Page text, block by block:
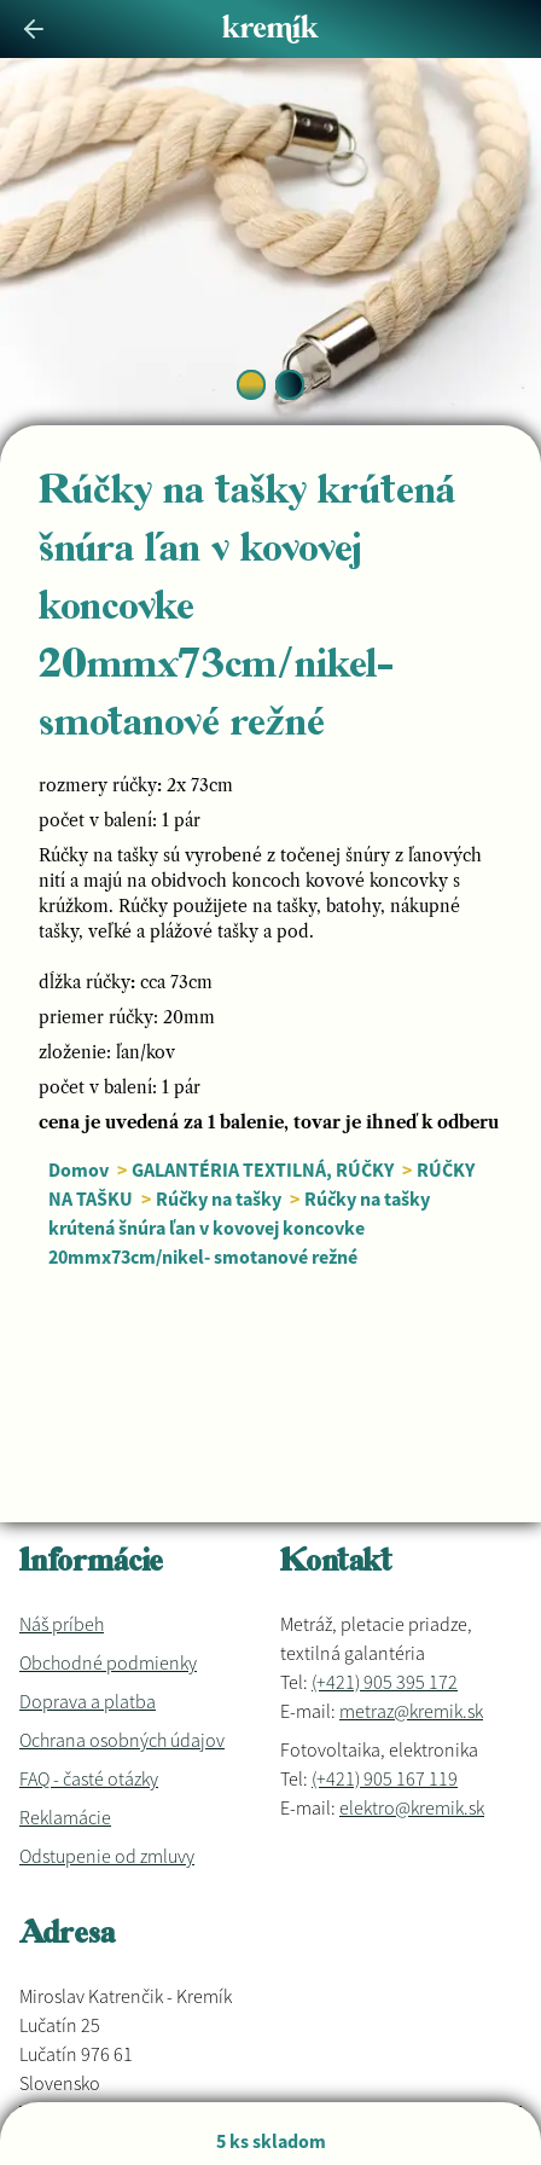
Rúčky na tašky krútená
šnúra ľan v kovovej
koncovke
20mmx73cm/nikel-
smotanové režné
rozmery rúčky: 2x 73cm
počet v balení: 1 pár
Rúčky na tašky sú vyrobené z točenej šnúry z ľanových
nití a majú na obidvoch koncoch kovové koncovky s
krúžkom. Rúčky použijete na tašky, batohy, nákupné
tašky, veľké a plážové tašky a pod.
dĺžka rúčky: cca 73cm
priemer rúčky: 20mm
zloženie: ľan/kov
počet v balení: 1 pár
cena je uvedená za 1 balenie, tovar je ihneď k odberu
Domov > GALANTÉRIA TEXTILNÁ, RÚČKY > RÚČKY
NA TAŠKU > Rúčky na tašky > Rúčky na tašky
krútená šnúra ľan v kovovej koncovke
20mmx73cm/nikel- smotanové režné
5 ks skladom
Informácie
Náš príbeh
Obchodné podmienky
Doprava a platba
Ochrana osobných údajov
FAQ - časté otázky
Reklamácie
Odstupenie od zmluvy
Kontakt
Metráž, pletacie priadze,
textilná galantéria
Tel: (+421) 905 395 172
E-mail: metraz@kremik.sk
Fotovoltaika, elektronika
Tel: (+421) 905 167 119
E-mail: elektro@kremik.sk
Adresa
Miroslav Katrenčik - Kremík
Lučatín 25
Lučatín 976 61
Slovensko